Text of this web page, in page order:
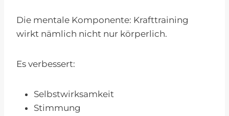
Die mentale Komponente: Krafttraining
wirkt nämlich nicht nur körperlich.
Es verbessert:
Selbstwirksamkeit
Stimmung